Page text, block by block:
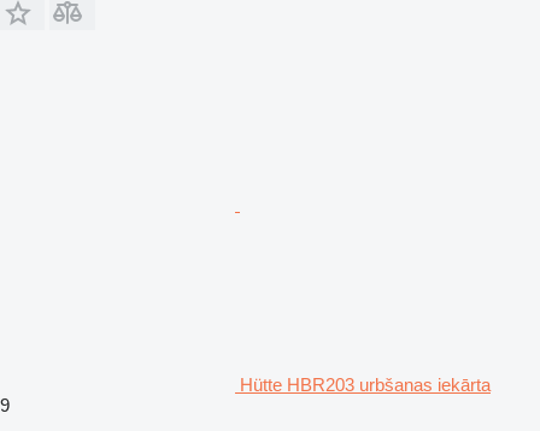
Hütte HBR203 urbšanas iekārta
9